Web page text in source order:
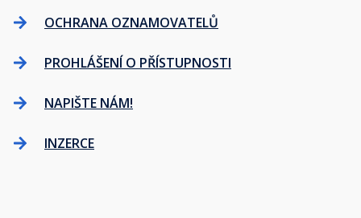
OCHRANA OZNAMOVATELŮ
PROHLÁŠENÍ O PŘÍSTUPNOSTI
NAPIŠTE NÁM!
INZERCE